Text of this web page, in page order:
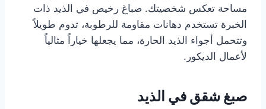
مساحة تعكس شخصيتك. صباغ رخيص في الذيد ذات
الخبرة تستخدم دهانات مقاومة للرطوبة، تدوم طويلاً
وتتحمل أجواء الذيد الحارة، مما يجعلها خياراً مثالياً
لأعمال الديكور.
صبغ شقق في الذيد